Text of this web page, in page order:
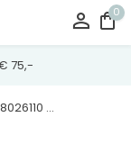
0
75,-
...